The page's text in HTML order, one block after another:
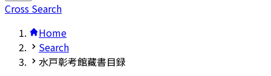
Cross Search
Home
Search
水戸彰考館藏書目録